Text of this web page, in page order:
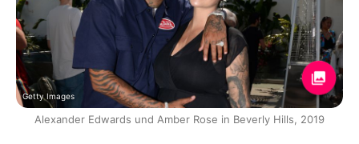
Getty Images
Alexander Edwards und Amber Rose in Beverly Hills, 2019